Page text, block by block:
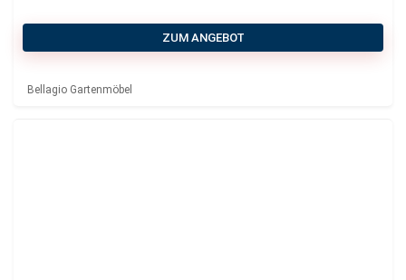
ZUM ANGEBOT
Bellagio Gartenmöbel